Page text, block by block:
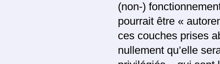
(non-)
pourrait être «
ces couches prises
nullement qu’elle